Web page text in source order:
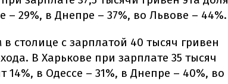
– 29%, в Днепре – 37%, во Львове – 44%.
столице с зарплатой 40 тысяч гривен
В Харькове при зарплате 35 тысяч
14%, в Одессе – 31%, в Днепре – 40%, во